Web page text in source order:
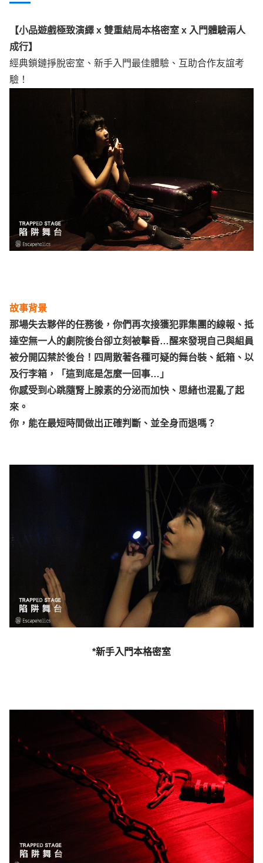
【小品遊戲極致演繹 x 雙重結局本格密室 x 入門體驗兩人
成行】
經典鎖鏈掙脫密室、新手入門最佳體驗、互助合作友誼考
驗！
故事背景
那場失去夥伴的任務後，你們再次接獲犯罪集團的線報、抵
達空無一人的劇院後台卻立刻被擊昏…醒來發現自己與組員
被分開囚禁於後台！四周散著各種可疑的舞台裝、紙箱、以
及行李箱，「這到底是怎麼一回事…」
你感受到心跳隨腎上腺素的分泌而加快、思緒也混亂了起
來。
你，能在最短時間做出正確判斷、並全身而退嗎？
*新手入門本格密室